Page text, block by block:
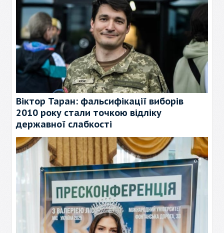
Віктор Таран: фальсифікації виборів
2010 року стали точкою відліку
державної слабкості